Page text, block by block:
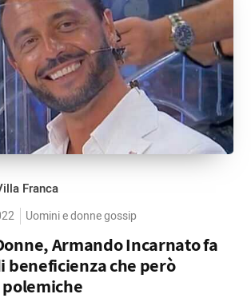
Franca
Uomini e donne gossip
Armando Incarnato fa
beneficienza che però